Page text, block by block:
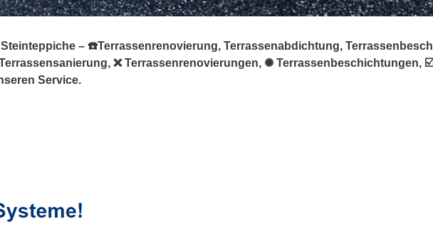
– ☎️Terrassenrenovierung, Terrassenabdichtung,
❌ Terrassenrenovierungen, ✺ Terrassenbeschichtungen,
Service.